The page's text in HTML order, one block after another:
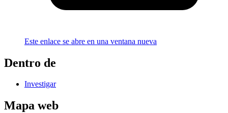
Este enlace se abre en una ventana nueva
Dentro de
Investigar
Mapa web